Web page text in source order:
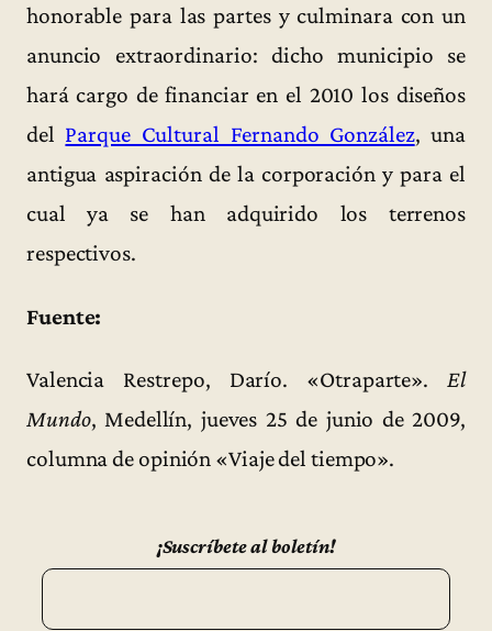
honorable para las partes y culminara con un
anuncio extraordinario: dicho municipio se
hará cargo de financiar en el 2010 los diseños
del Parque Cultural Fernando González, una
antigua aspiración de la corporación y para el
cual ya se han adquirido los terrenos
respectivos.
Fuente:
Valencia Restrepo, Darío. «Otraparte».El
Mundo, Medellín, jueves 25 de junio de 2009,
columna de opinión «Viaje del tiempo».
¡Suscríbete al boletín!